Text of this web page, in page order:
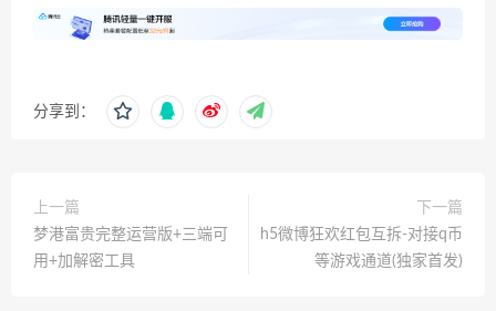
分享到：
上一篇
梦港富贵完整运营版+三端可
用+加解密工具
下一篇
h5微博狂欢红包互拆-对接q币
等游戏通道(独家首发)